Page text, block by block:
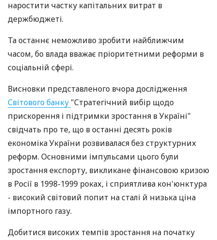
наростити частку капітальних витрат в
держбюджеті.
Та останнє неможливо зробити найближчим
часом, бо влада вважає пріоритетними реформи в
соціальній сфері.
Висновки представленого вчора дослідження
Світового банку "Стратегічний вибір щодо
прискорення і підтримки зростання в Україні"
свідчать про те, що в останні десять років
економіка України розвивалася без структурних
реформ. Основними імпульсами цього були
зростання експорту, викликане фінансовою кризою
в Росії в 1998-1999 роках, і сприятлива кон'юнктура
- високий світовий попит на сталі й низька ціна
імпортного газу.
Добитися високих темпів зростання на початку